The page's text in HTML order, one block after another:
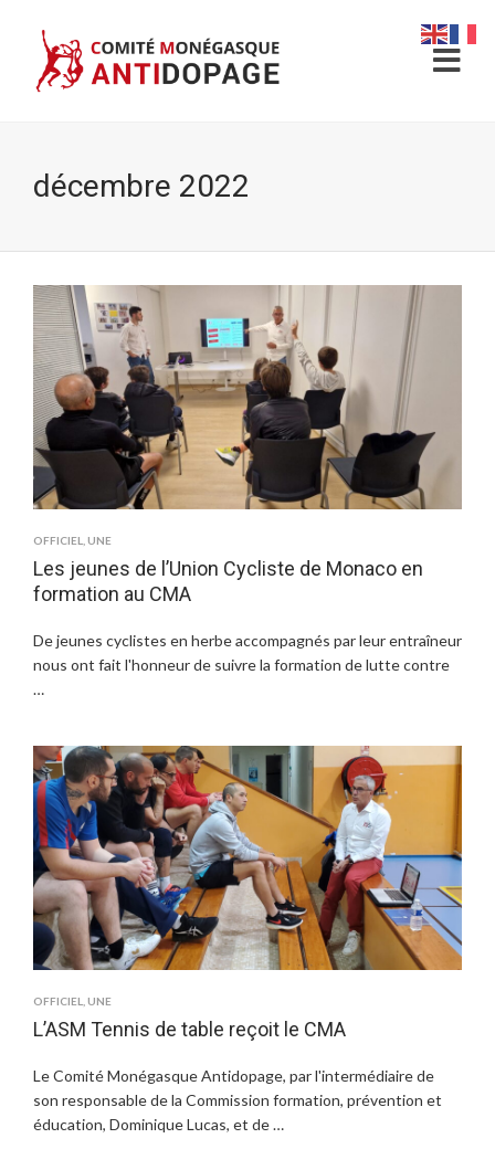
décembre 2022
OFFICIEL UNE
Les jeunes de l’Union Cycliste de Monaco en
formation au CMA
De jeunes cyclistes en herbe accompagnés par leur entraîneur
nous ont fait l'honneur de suivre la formation de lutte contre
…
OFFICIEL,UNE
L’ASM Tennis de table reçoit le CMA
Le Comité Monégasque Antidopage, par l'intermédiaire de
son responsable de la Commission formation, prévention et
éducation, Dominique Lucas, et de …